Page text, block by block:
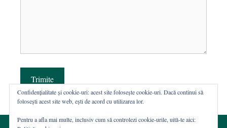
Trimite
Confidențialitate și cookie-uri: acest site folosește cookie-uri. Dacă continui să
folosești acest site web, ești de acord cu utilizarea lor.
Pentru a afla mai multe, inclusiv cum să controlezi cookie-urile, uită-te aici: